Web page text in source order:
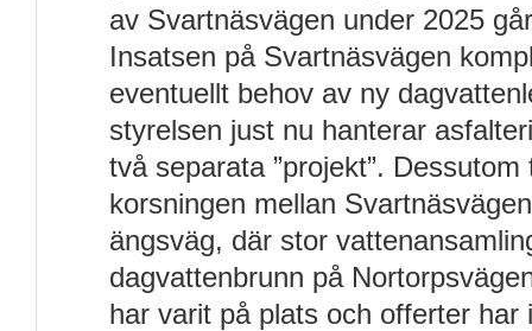
av Svartnäsvägen under 2025
Insatsen på Svartnäsvägen
eventuellt behov av ny
styrelsen just nu hanterar
två separata ”projekt”.
korsningen mellan
ängsväg, där stor
dagvattenbrunn på
har varit på plats och offerter har